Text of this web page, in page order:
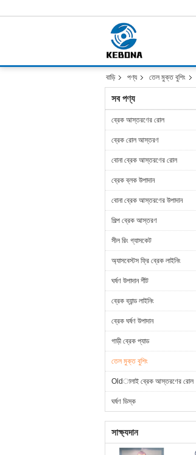
বাড়ি পণ্য তেল মুক্ত বুশিং
সব পণ্য
ব্রেক আস্তরণের রোল
ব্রেক রোল আস্তরণ
বোনা ব্রেক আস্তরণের রোল
ব্রেক ব্লক উপাদান
বোনা ব্রেক আস্তরণের উপাদান
শিল্প ব্রেক আস্তরণ
সীল রিং গ্যাসকেট
অ্যাসবেস্টস ফ্রি ব্রেক লাইনিং
ঘর্ষণ উপাদান শীট
ব্রেক ব্যান্ড লাইনিং
ব্রেক ঘর্ষণ উপাদান
গাড়ী ব্রেক প্যাড
তেল মুক্ত বুশিং
Oldালাই ব্রেক আস্তরণের রোল
ঘর্ষণ ডিস্ক
সাক্ষ্যদান